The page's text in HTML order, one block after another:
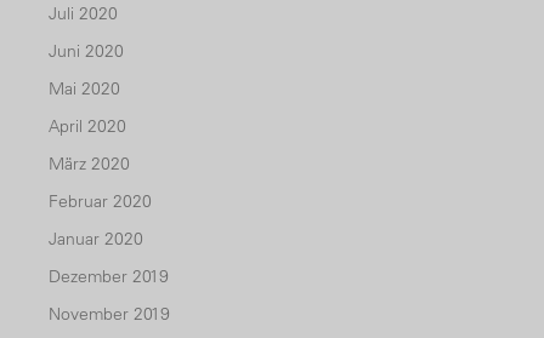
Juli 2020
Juni 2020
Mai 2020
April 2020
März 2020
Februar 2020
Januar 2020
Dezember 2019
November 2019